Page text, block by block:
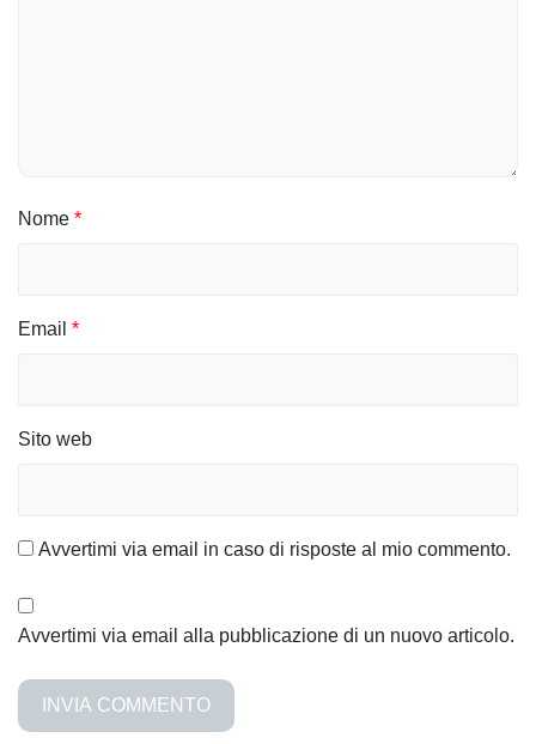
Nome *
Email *
Sito web
Avvertimi via email in caso di risposte al mio commento.
Avvertimi via email alla pubblicazione di un nuovo articolo.